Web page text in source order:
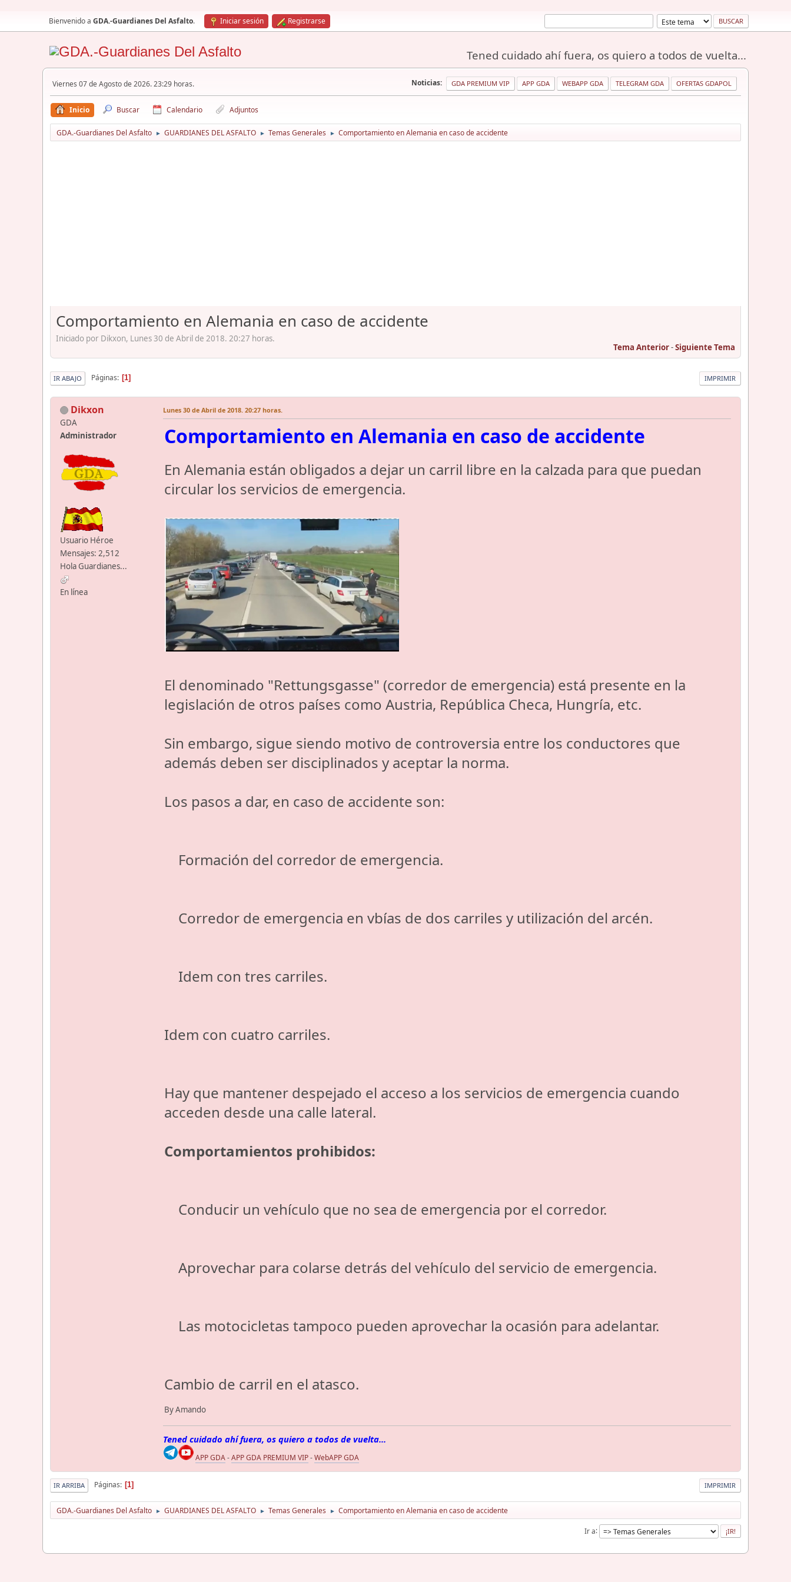
Bienvenido a GDA.-Guardianes Del Asfalto. Iniciar sesión Registrarse
Tened cuidado ahí fuera, os quiero a todos de vuelta...
Viernes 07 de Agosto de 2026. 23:29 horas. Noticias: GDA PREMIUM VIP APP GDA WEBAPP GDA TELEGRAM GDA OFERTAS GDAPOL
Inicio Buscar Calendario Adjuntos
GDA.-Guardianes Del Asfalto ► GUARDIANES DEL ASFALTO ► Temas Generales ► Comportamiento en Alemania en caso de accidente
Comportamiento en Alemania en caso de accidente
Iniciado por Dikxon, Lunes 30 de Abril de 2018. 20:27 horas.
Tema Anterior-Siguiente Tema
IMPRIMIR
IR ABAJO Páginas 1
Dikxon
GDA
Administrador
Usuario Héroe
Mensajes: 2,512
Hola Guardianes...
En línea
Lunes 30 de Abril de 2018. 20:27 horas.
Comportamiento en Alemania en caso de accidente
En Alemania están obligados a dejar un carril libre en la calzada para que puedan
circular los servicios de emergencia.
El denominado "Rettungsgasse" (corredor de emergencia) está presente en la
legislación de otros países como Austria, República Checa, Hungría, etc.
Sin embargo, sigue siendo motivo de controversia entre los conductores que
además deben ser disciplinados y aceptar la norma.
Los pasos a dar, en caso de accidente son:
Formación del corredor de emergencia.
Corredor de emergencia en vbías de dos carriles y utilización del arcén.
Idem con tres carriles.
Idem con cuatro carriles.
Hay que mantener despejado el acceso a los servicios de emergencia cuando
acceden desde una calle lateral.
Comportamientos prohibidos:
Conducir un vehículo que no sea de emergencia por el corredor.
Aprovechar para colarse detrás del vehículo del servicio de emergencia.
Las motocicletas tampoco pueden aprovechar la ocasión para adelantar.
Cambio de carril en el atasco.
By Amando
Tened cuidado ahí fuera, os quiero a todos de vuelta...
APP GDA-APP GDA PREMIUM VIP-WebAPP GDA
IMPRIMIR
IR ARRIBA Páginas 1
GDA.-Guardianes Del Asfalto ► GUARDIANES DEL ASFALTO ► Temas Generales ► Comportamiento en Alemania en caso de accidente
Ir a